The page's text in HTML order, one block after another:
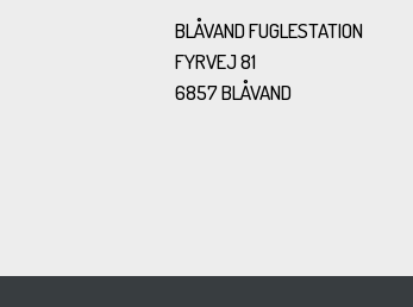
BLÅVAND FUGLESTATION
FYRVEJ 81
6857 BLÅVAND